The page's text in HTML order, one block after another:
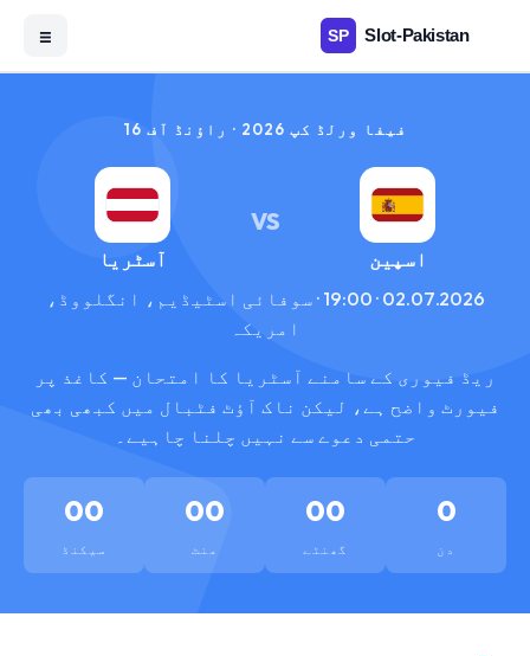
☰
فیفا ورلڈ کپ 2026 · راؤنڈ آف 16
اسپین
VS
آسٹریا
02.07.2026 · 19:00 · سوفائی اسٹیڈیم، انگلووڈ،
امریکہ
ریڈ فیوری کے سامنے آسٹریا کا امتحان — کاغذ پر
فیورٹ واضح ہے، لیکن ناک آؤٹ فٹبال میں کبھی بھی
حتمی دعوے سے نہیں چلنا چاہیے۔
0
دن
00
گھنٹے
00
منٹ
00
سیکنڈ